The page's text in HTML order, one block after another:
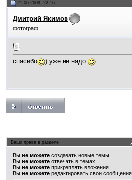
21.06.2009, 22:16
Дмитрий Якимов
фотограф
спасибо ) уже не надо
Ваши права в разделе
Вы не можете создавать новые темы
Вы не можете отвечать в темах
Вы не можете прикреплять вложения
Вы не можете редактировать свои сообщения